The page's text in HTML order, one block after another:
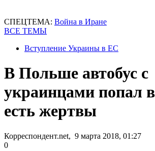
СПЕЦТЕМА: Война в Иране
ВСЕ ТЕМЫ
Вступление Украины в ЕС
В Польше автобус с
украинцами попал
есть жертвы
Корреспондент.net, 9 марта 2018, 01:27
0